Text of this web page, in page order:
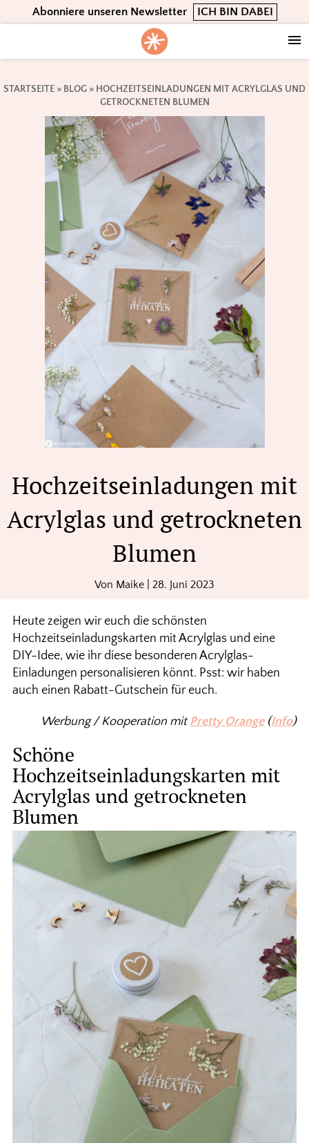
to
navigation
to
content
to
Abonniere unseren Newsletter ICH BIN DABEI
STARTSEITE » BLOG » HOCHZEITSEINLADUNGEN MIT ACRYLGLAS UND
GETROCKNETEN BLUMEN
Hochzeitseinladungen mit
Acrylglas und getrockneten
Blumen
Von Maike 28. Juni 2023
Heute zeigen wir euch die schönsten
Hochzeitseinladungskarten mit Acrylglas und eine
DIY-Idee, wie ihr diese besonderen Acrylglas-
Einladungen personalisieren könnt. Psst: wir haben
auch einen Rabatt-Gutschein für euch.
Werbung / Kooperation mit Pretty Orange(Info)
Schöne
Hochzeitseinladungskarten mit
Acrylglas und getrockneten
Blumen